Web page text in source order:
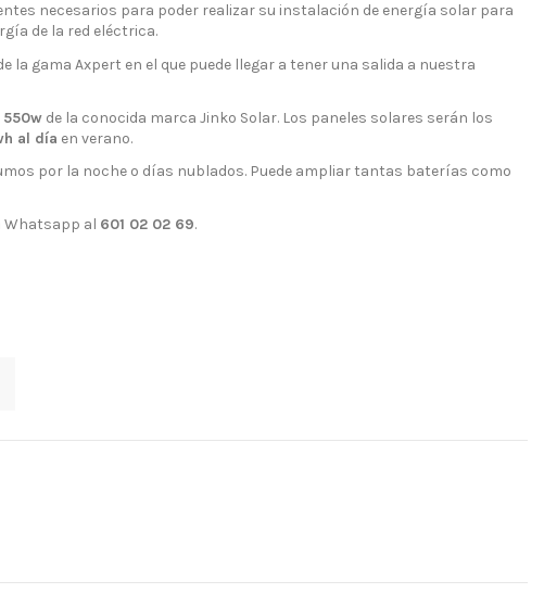
necesarios para poder realizar su instalación de energía solar para
de la red eléctrica.
gama Axpert en el que puede llegar a tener una salida a nuestra
de la conocida marca Jinko Solar. Los paneles solares serán los
al día en verano.
por la noche o días nublados. Puede ampliar tantas baterías como
Whatsapp al 601 02 02 69.